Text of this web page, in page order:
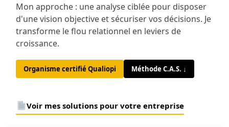
Mon approche : une analyse ciblée pour disposer
d'une vision objective et sécuriser vos décisions. Je
transforme le flou relationnel en leviers de
croissance.
Organisme certifié Qualiopi Méthode C.A.S. ↓
Voir mes solutions pour votre entreprise